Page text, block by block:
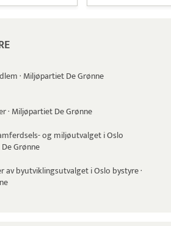
· Miljøpartiet De Grønne
· Miljøpartiet De Grønne
og miljøutvalget i Oslo
Grønne
av byutviklingsutvalget i Oslo bystyre·